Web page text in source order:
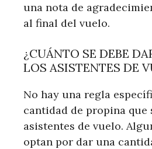
una nota de
al final del vuelo.
¿CUÁNTO SE DEBE
LOS ASISTENTES DE
No hay una regla
cantidad de propina que
asistentes de vuelo.
optan por dar una